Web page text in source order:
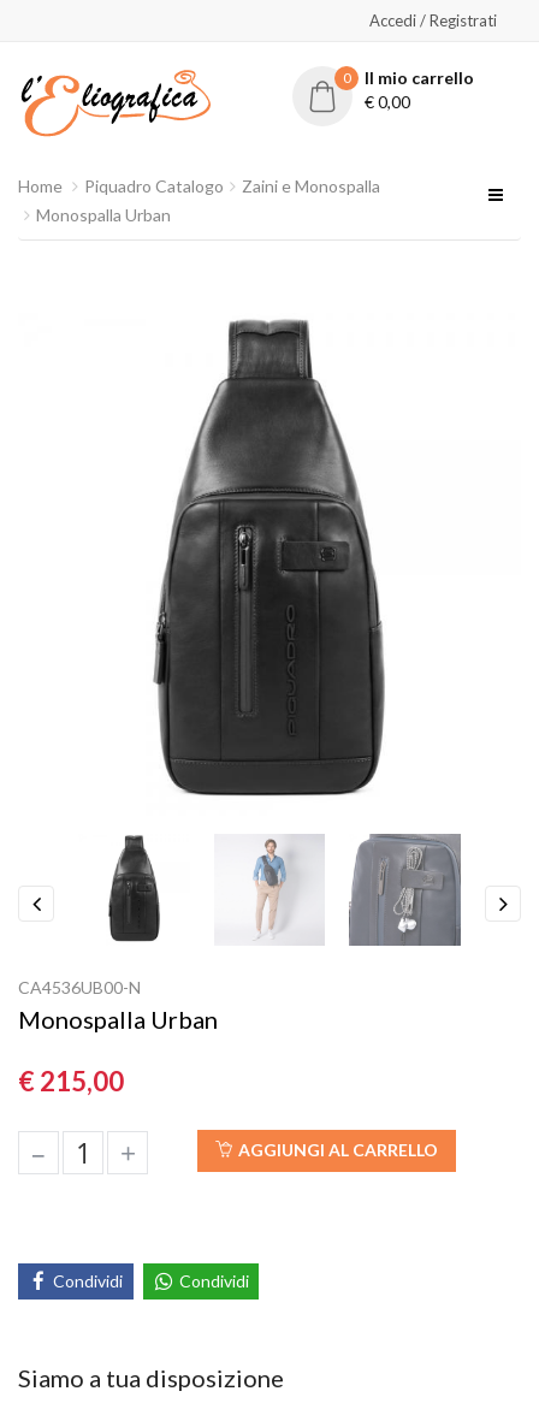
Accedi / Registrati
0
Il mio carrello
€0,00
Home Piquadro Catalogo
Zaini e Monospalla
Monospalla Urban
CA4536UB00-N
Monospalla Urban
€ 215,00
– + AGGIUNGI AL CARRELLO
Condividi Condividi
Siamo a tua disposizione